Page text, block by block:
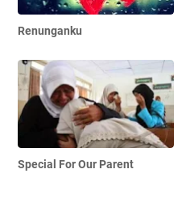
Renunganku
Special For Our Parent